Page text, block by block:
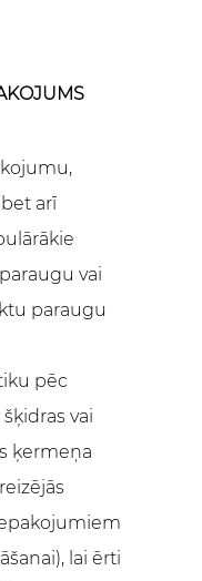
arī
vai
paraugu
pēc
vai
ķermeņa
lai ērti